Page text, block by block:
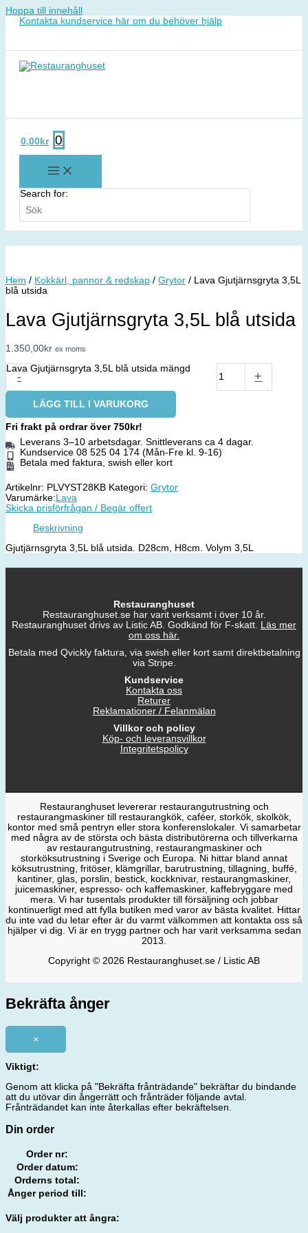
Hoppa till innehåll
Kontakta kundservice här om du behöver hjälp
0,00 kr 0
Search for:
Hem / Kokkärl, pannor & redskap / Grytor / Lava Gjutjärnsgryta 3,5L
blå utsida
Lava Gjutjärnsgryta 3,5L blå utsida
1.350,00kr ex moms
-
Lava Gjutjärnsgryta 3,5L blå utsida mängd
+
LÄGG TILL I VARUKORG
Fri frakt på ordrar över 750kr!
Leverans 3–10 arbetsdagar. Snittleverans ca 4 dagar.
Kundservice 08 525 04 174 (Mån-Fre kl. 9-16)
Betala med faktura, swish eller kort
Artikelnr: PLVYST28KB Kategori: Grytor
Varumärke: Lava
Skicka prisförfrågan / Begär offert
Beskrivning
Gjutjärnsgryta 3,5L blå utsida. D28cm, H8cm. Volym 3,5L
Restauranghuset
Restauranghuset.se har varit verksamt i över 10 år.
Restauranghuset drivs av Listic AB. Godkänd för F-skatt. Läs mer
om oss här.
Betala med Qvickly faktura, via swish eller kort samt direktbetalning
via Stripe.
Kundservice
Kontakta oss
Returer
Reklamationer / Felanmälan
Villkor och policy
Köp- och leveransvillkor
Integritetspolicy
Restauranghuset levererar restaurangutrustning och
restaurangmaskiner till restaurangkök, caféer, storkök, skolkök,
kontor med små pentryn eller stora konferenslokaler. Vi samarbetar
med några av de största och bästa distributörerna och tillverkarna
av restaurangutrustning, restaurangmaskiner och
storköksutrustning i Sverige och Europa. Ni hittar bland annat
köksutrustning, fritöser, klämgrillar, barutrustning, tillagning, buffé,
kantiner, glas, porslin, bestick, kockknivar, restaurangmaskiner,
juicemaskiner, espresso- och kaffemaskiner, kaffebryggare med
mera. Vi har tusentals produkter till försäljning och jobbar
kontinuerligt med att fylla butiken med varor av bästa kvalitet. Hittar
du inte vad du letar efter är du varmt välkommen att kontakta oss så
hjälper vi dig. Vi är en trygg partner och har varit verksamma sedan
2013.
Copyright © 2026 Restauranghuset.se / Listic AB
Bekräfta ånger
×
Viktigt:
Genom att klicka på "Bekräfta frånträdande" bekräftar du bindande
att du utövar din ångerrätt och frånträder följande avtal.
Frånträdandet kan inte återkallas efter bekräftelsen.
Din order
Order nr:
Order datum:
Orderns total:
Ånger period till:
Välj produkter att ångra: